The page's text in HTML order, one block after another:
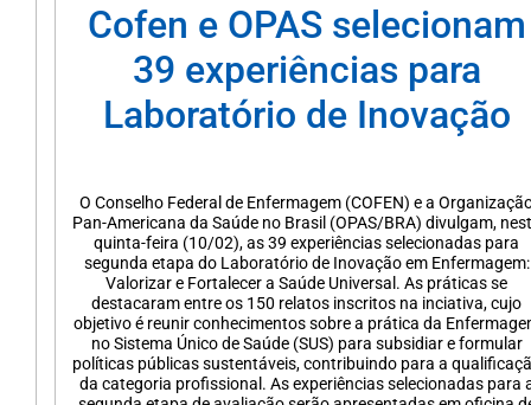
Cofen e OPAS selecionam
39 experiências para
Laboratório de Inovação
O Conselho Federal de Enfermagem (COFEN) e a
Pan-Americana da Saúde no Brasil (OPAS/BRA) divulgam,
quinta-feira (10/02), as 39 experiências selecionadas para
segunda etapa do Laboratório de Inovação em Enfermagem:
Valorizar e Fortalecer a Saúde Universal. As práticas se
destacaram entre os 150 relatos inscritos na inciativa, cujo
objetivo é reunir conhecimentos sobre a prática da
no Sistema Único de Saúde (SUS) para subsidiar e formular
políticas públicas sustentáveis, contribuindo para a
da categoria profissional. As experiências selecionadas para